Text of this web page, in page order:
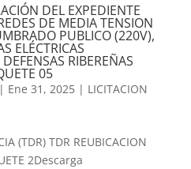
DEL EXPEDIENTE
DE MEDIA TENSION
PUBLICO (220V),
ELÉCTRICAS
RIBEREÑAS
05
| Ene 31, 2025| LICITACION
(TDR) TDR REUBICACION
2Descarga